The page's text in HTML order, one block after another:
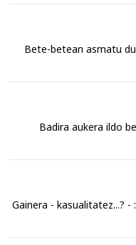
Bete-betean asmatu
Badira aukera ildo
Gainera - kasualitatez...?